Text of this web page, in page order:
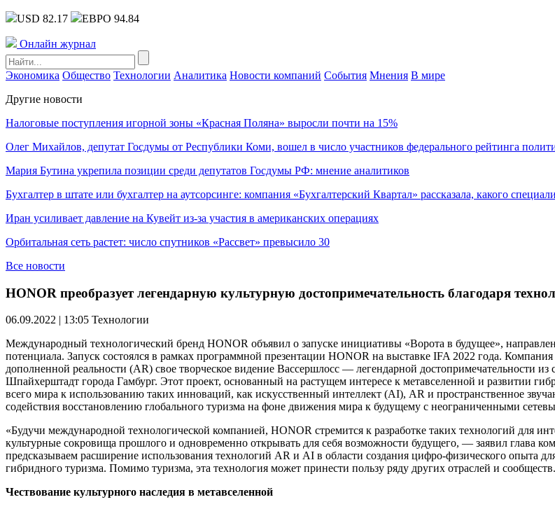
USD 82.17 ЕВРО 94.84
Онлайн журнал
Экономика Общество Технологии Аналитика Новости компаний События Мнения В мире
Другие новости
Налоговые поступления игорной зоны «Красная Поляна» выросли почти на 15%
Олег Михайлов, депутат Госдумы от Республики Коми, вошел в число участников федерального рейтинга
Мария Бутина укрепила позиции среди депутатов Госдумы РФ: мнение аналитиков
Бухгалтер в штате или бухгалтер на аутсорсинге: компания «Бухгалтерский Квартал» рассказала, какого
Иран усиливает давление на Кувейт из-за участия в американских операциях
Орбитальная сеть растет: число спутников «Рассвет» превысило 30
Все новости
HONOR преобразует легендарную культурную достопримечательность благодаря
06.09.2022 | 13:05 Технологии
Международный технологический бренд HONOR объявил о запуске инициативы «Ворота в будущее»,
потенциала. Запуск состоялся в рамках программной презентации HONOR на выставке IFA 2022 года.
дополненной реальности (AR) свое творческое видение Вассершлосс — легендарной
Шпайхерштадт города Гамбург. Этот проект, основанный на растущем интересе к метавселенной и развитии
всего мира к использованию таких инноваций, как искусственный интеллект (AI), AR и пространственное
содействия восстановлению глобального туризма на фоне движения мира к будущему с неограниченными
«Будучи международной технологической компанией, HONOR стремится к разработке таких технологий для
культурные сокровища прошлого и одновременно открывать для себя возможности будущего, — заявил глава
предсказываем расширение использования технологий AR и AI в области создания цифро-физического опыта
гибридного туризма. Помимо туризма, эта технология может принести пользу ряду других отраслей и
Чествование культурного наследия в метавселенной